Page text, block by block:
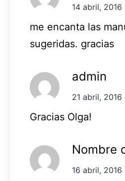
14 abril, 2016
me encanta las
sugeridas. gracias
admin
21 abril,
Gracias Olga!
Nombre
16 abril, 2016